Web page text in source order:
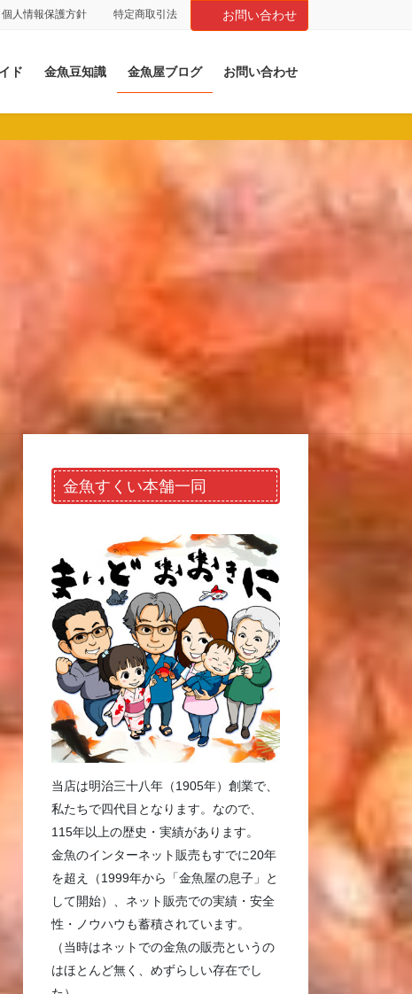
個人情報保護方針 特定商取引法 お問い合わせ
ド 金魚豆知識 金魚屋ブログ お問い合わせ
金魚すくい本舗一同
当店は明治三十八年（1905年）創業で、
私たちで四代目となります。なので、
115年以上の歴史・実績があります。
金魚のインターネット販売もすでに20年
を超え（1999年から「金魚屋の息子」と
して開始）、ネット販売での実績・安全
性・ノウハウも蓄積されています。
（当時はネットでの金魚の販売というの
はほとんど無く、めずらしい存在でし